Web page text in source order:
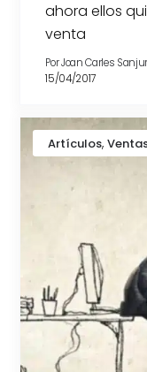
ahora ellos
venta
PorJoan Carles
15/04/2017
Artículos,